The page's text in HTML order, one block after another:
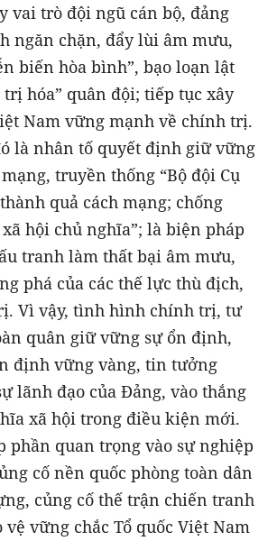
vai trò đội ngũ cán bộ, đảng
ngăn chặn, đẩy lùi âm mưu,
biến hòa bình”, bạo loạn lật
hóa” quân đội; tiếp tục xây
Nam vững mạnh về chính trị.
là nhân tố quyết định giữ vững
truyền thống “Bộ đội Cụ
quả cách mạng; chống
hội chủ nghĩa”; là biện pháp
tranh làm thất bại âm mưu,
phá của các thế lực thù địch,
Vì vậy, tình hình chính trị, tư
quân giữ vững sự ổn định,
định vững vàng, tin tưởng
lãnh đạo của Đảng, vào thắng
xã hội trong điều kiện mới.
phần quan trọng vào sự nghiệp
cố nền quốc phòng toàn dân
củng cố thế trận chiến tranh
vững chắc Tổ quốc Việt Nam